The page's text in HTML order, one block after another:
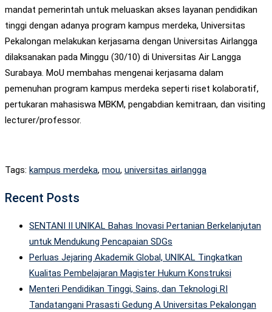
mandat pemerintah untuk meluaskan akses layanan pendidikan
tinggi dengan adanya program kampus merdeka, Universitas
Pekalongan melakukan kerjasama dengan Universitas Airlangga
dilaksanakan pada Minggu (30/10) di Universitas Air Langga
Surabaya. MoU membahas mengenai kerjasama dalam
pemenuhan program kampus merdeka seperti riset kolaboratif,
pertukaran mahasiswa MBKM, pengabdian kemitraan, dan visiting
lecturer/professor.
Tags: kampus merdeka, mou, universitas airlangga
Recent Posts
SENTANI II UNIKAL Bahas Inovasi Pertanian Berkelanjutan
untuk Mendukung Pencapaian SDGs
Perluas Jejaring Akademik Global, UNIKAL Tingkatkan
Kualitas Pembelajaran Magister Hukum Konstruksi
Menteri Pendidikan Tinggi, Sains, dan Teknologi RI
Tandatangani Prasasti Gedung A Universitas Pekalongan